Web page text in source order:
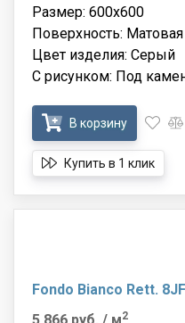
Размер: 600x600
Поверхность: Матовая
Цвет изделия: Серый
С рисунком: Под
В корзину
Купить в 1 клик
Fondo Bianco Rett.
2